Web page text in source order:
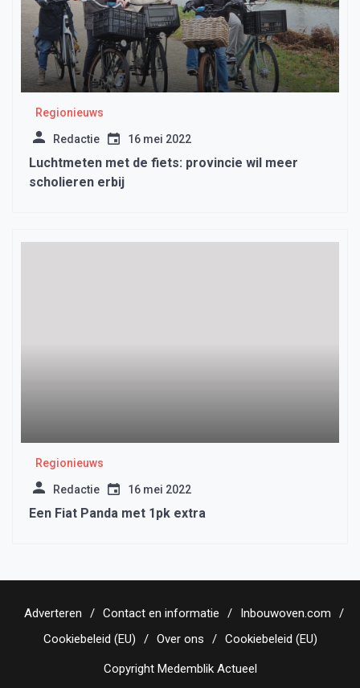
Regionieuws
Redactie 16 mei 2022
Luchtmeten met de fiets: provincie wil meer
scholieren erbij
Regionieuws
Redactie 16 mei 2022
Een Fiat Panda met 1pk extra
Adverteren Contact en informatie
Inbouwoven.com
Cookiebeleid (EU)
Over ons Cookiebeleid (EU)
Copyright Medemblik Actueel